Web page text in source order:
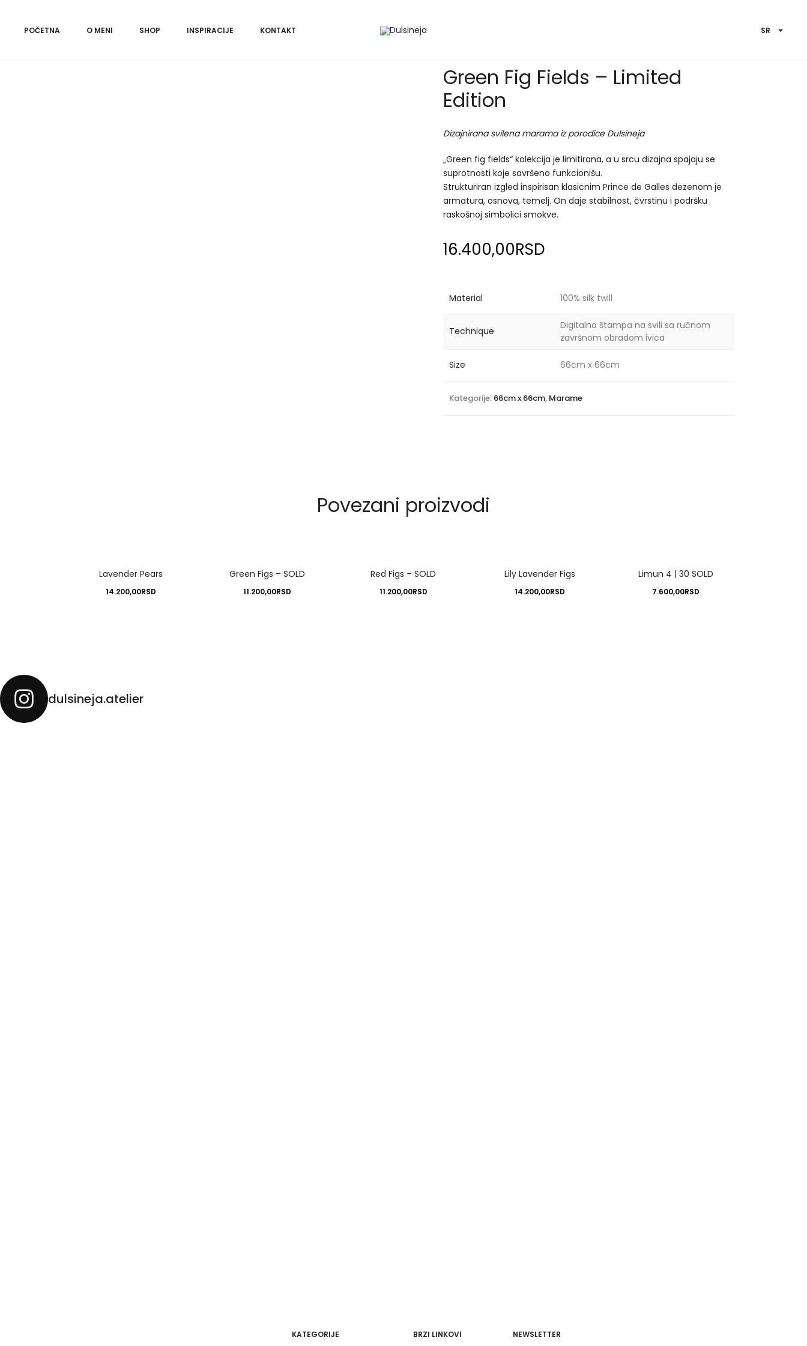
POČETNA O MENI SHOP INSPIRACIJE KONTAKT SR
Green Fig Fields – Limited
Edition
Dizajnirana svilena marama iz porodice Dulsineja
„Green fig fields“ kolekcija je limitirana, a u srcu dizajna spajaju se
suprotnosti koje savršeno funkcionišu.
Strukturiran izgled inspirisan klasicnim Prince de Galles dezenom je
armatura, osnova, temelj. On daje stabilnost, čvrstinu i podršku
raskošnoj simbolici smokve.
16.400,00RSD
Material 100% silk twill
Technique
Digitalna štampa na svili sa ručnom
završnom obradom ivica
Size 66cm x 66cm
Kategorije: 66cm x 66cm, Marame
Povezani proizvodi
Lavender Pears
14.200,00RSD
Green Figs – SOLD
11.200,00RSD
Red Figs – SOLD
11.200,00RSD
Lily Lavender Figs
14.200,00RSD
Limun 4 | 30 SOLD
7.600,00RSD
dulsineja.atelier
KATEGORIJE BRZI LINKOVI NEWSLETTER